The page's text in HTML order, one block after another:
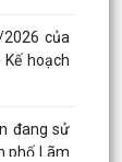
2026 của
hoạch
đang sử
phố Lãm